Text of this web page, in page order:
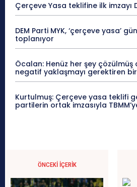
Çerçeve Yasa teklifine ilk imzayı
DEM Parti MYK, ‘çerçeve yasa’
toplanıyor
Öcalan: Henüz her şey
negatif yaklaşmayı gerektiren
Kurtulmuş: Çerçeve yasa teklifi
partilerin ortak imzasıyla
ÖNCEKI İÇERIK